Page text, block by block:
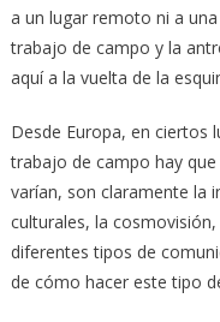
a un lugar remoto ni a
trabajo de campo y la
aquí a la vuelta de la
Desde Europa, en ciertos
trabajo de campo hay
varían, son claramente la
culturales, la
diferentes tipos de
de cómo hacer este tipo